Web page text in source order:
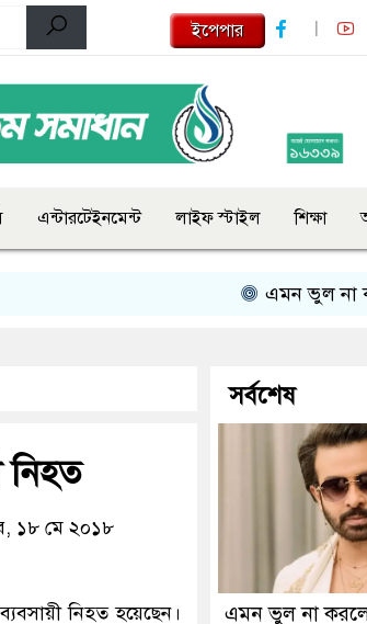
ইপেপার
এন্টারটেইনমেন্ট লাইফ স্টাইল শিক্ষা
এমন ভুল না
নিহত
১৮ মে ২০১৮
নিহত হয়েছেন।
সর্বশেষ
এমন ভুল না